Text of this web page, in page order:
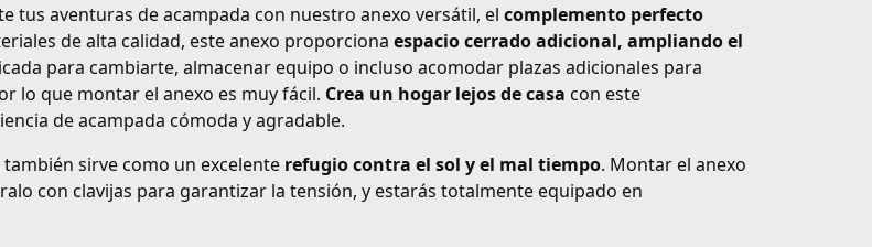
tus aventuras de acampada con nuestro anexo versátil, el complemento perfecto
de alta calidad, este anexo proporciona espacio cerrado adicional, ampliando el
para cambiarte, almacenar equipo o incluso acomodar plazas adicionales para
lo que montar el anexo es muy fácil. Crea un hogar lejos de casa con este
de acampada cómoda y agradable.
también sirve como un excelente refugio contra el sol y el mal tiempo. Montar el anexo
con clavijas para garantizar la tensión, y estarás totalmente equipado en